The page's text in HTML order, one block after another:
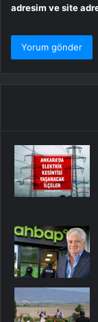
adresim ve site